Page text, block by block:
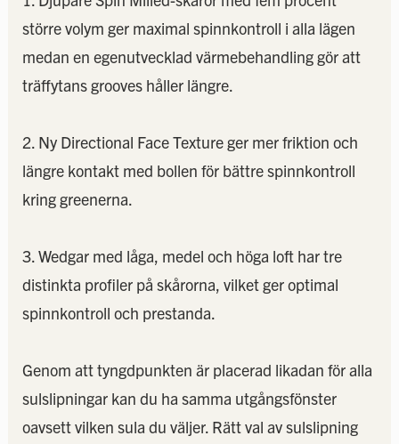
större volym ger maximal spinnkontroll i alla lägen
medan en egenutvecklad värmebehandling gör att
träffytans grooves håller längre.
2. Ny Directional Face Texture ger mer friktion och
längre kontakt med bollen för bättre spinnkontroll
kring greenerna.
3. Wedgar med låga, medel och höga loft har tre
distinkta profiler på skårorna, vilket ger optimal
spinnkontroll och prestanda.
Genom att tyngdpunkten är placerad likadan för alla
sulslipningar kan du ha samma utgångsfönster
oavsett vilken sula du väljer. Rätt val av sulslipning